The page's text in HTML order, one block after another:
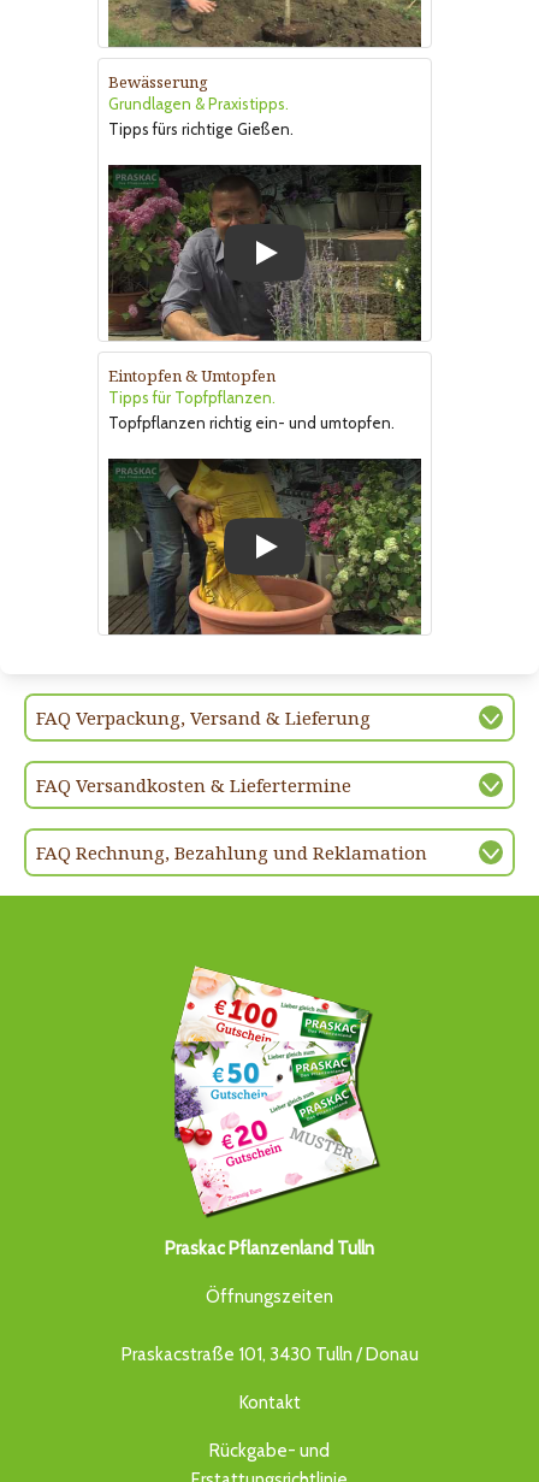
Bewässerung
Grundlagen & Praxistipps.
Tipps fürs richtige Gießen.
Play
Eintopfen & Umtopfen
Tipps für Topfpflanzen.
Topfpflanzen richtig ein- und umtopfen.
Play
FAQ Verpackung, Versand & Lieferung
FAQ Versandkosten & Liefertermine
FAQ Rechnung, Bezahlung und Reklamation
Praskac Pflanzenland Tulln
Öffnungszeiten
Praskacstraße 101, 3430 Tulln / Donau
Kontakt
Rückgabe- und